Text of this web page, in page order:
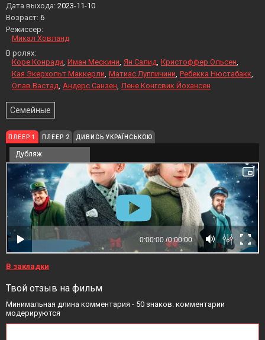
Дата выхода: 2023-11-10
Возраст: 6
Режиссер:
Микал Ховланд
В ролях:
Коре Конради Иман Мескини Ян Салид Кристоффер Ольсен
Кая Экерхольт Маккерли Матиас Луппичини Ребекка Нюстабакк
Олав Вастад Андерс Санзен Лене Конгсвик Йохансен
Семейные
ПЛЕЕР 1 ПЛЕЕР 2 ДИВИСЬ УКРАЇНСЬКОЮ
Дубляж
В закладки
Твой отзыв на фильм
Минимальная длина комментария - 50 знаков. комментарии
модерируются